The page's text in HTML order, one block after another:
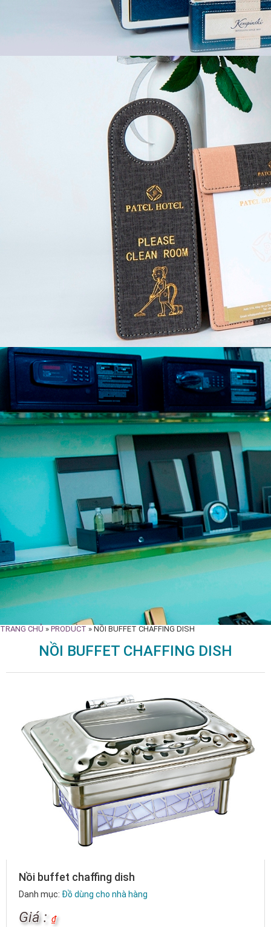
TRANG CHỦ » PRODUCT » NỒI BUFFET CHAFFING DISH
NỒI BUFFET CHAFFING DISH
Nồi buffet chaffing dish
Danh mục: Đồ dùng cho nhà hàng
Giá : ₫